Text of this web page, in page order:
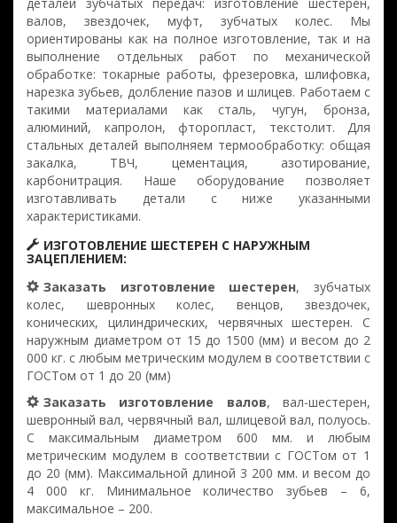
деталей зубчатых передач: изготовление шестерен,
валов, звездочек, муфт, зубчатых колес. Мы
ориентированы как на полное изготовление, так и на
выполнение отдельных работ по механической
обработке: токарные работы, фрезеровка, шлифовка,
нарезка зубьев, долбление пазов и шлицев. Работаем с
такими материалами как сталь, чугун, бронза,
алюминий, капролон, фторопласт, текстолит. Для
стальных деталей выполняем термообработку: общая
закалка, ТВЧ, цементация, азотирование,
карбонитрация. Наше оборудование позволяет
изготавливать детали с ниже указанными
характеристиками.
ИЗГОТОВЛЕНИЕ ШЕСТЕРЕН С НАРУЖНЫМ
ЗАЦЕПЛЕНИЕМ:
Заказать изготовление шестерен, зубчатых
колес, шевронных колес, венцов, звездочек,
конических, цилиндрических, червячных шестерен. С
наружным диаметром от 15 до 1500 (мм) и весом до 2
000 кг. с любым метрическим модулем в соответствии с
ГОСТом от 1 до 20 (мм)
Заказать изготовление валов, вал-шестерен,
шевронный вал, червячный вал, шлицевой вал, полуось.
С максимальным диаметром 600 мм. и любым
метрическим модулем в соответствии с ГОСТом от 1
до 20 (мм). Максимальной длиной 3 200 мм. и весом до
4 000 кг. Минимальное количество зубьев – 6,
максимальное – 200.